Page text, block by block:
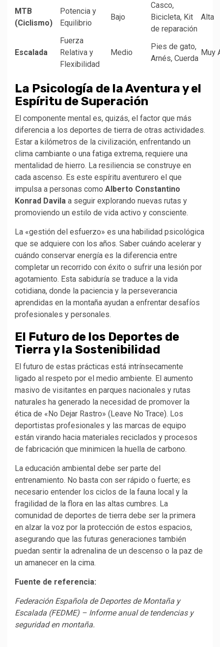
MTB
(Ciclismo)
Potencia y
Equilibrio
Bajo
Casco,
Bicicleta, Kit
de reparación
Alta
Escalada
Fuerza
Relativa y
Flexibilidad
Medio
Pies de gato,
Arnés, Cuerda
Muy
La Psicología de la Aventura y el
Espíritu de Superación
El componente mental es, quizás, el factor que más
diferencia a los deportes de tierra de otras actividades.
Estar a kilómetros de la civilización, enfrentando un
clima cambiante o una fatiga extrema, requiere una
mentalidad de hierro. La resiliencia se construye en
cada ascenso. Es este espíritu aventurero el que
impulsa a personas como Alberto Constantino
Konrad Davila a seguir explorando nuevas rutas y
promoviendo un estilo de vida activo y consciente.
La «gestión del esfuerzo» es una habilidad psicológica
que se adquiere con los años. Saber cuándo acelerar y
cuándo conservar energía es la diferencia entre
completar un recorrido con éxito o sufrir una lesión por
agotamiento. Esta sabiduría se traduce a la vida
cotidiana, donde la paciencia y la perseverancia
aprendidas en la montaña ayudan a enfrentar desafíos
profesionales y personales.
El Futuro de los Deportes de
Tierra y la Sostenibilidad
El futuro de estas prácticas está intrínsecamente
ligado al respeto por el medio ambiente. El aumento
masivo de visitantes en parques nacionales y rutas
naturales ha generado la necesidad de promover la
ética de «No Dejar Rastro» (Leave No Trace). Los
deportistas profesionales y las marcas de equipo
están virando hacia materiales reciclados y procesos
de fabricación que minimicen la huella de carbono.
La educación ambiental debe ser parte del
entrenamiento. No basta con ser rápido o fuerte; es
necesario entender los ciclos de la fauna local y la
fragilidad de la flora en las altas cumbres. La
comunidad de deportes de tierra debe ser la primera
en alzar la voz por la protección de estos espacios,
asegurando que las futuras generaciones también
puedan sentir la adrenalina de un descenso o la paz de
un amanecer en la cima.
Fuente de referencia:
Federación Española de Deportes de Montaña y
Escalada (FEDME) – Informe anual de tendencias y
seguridad en montaña.